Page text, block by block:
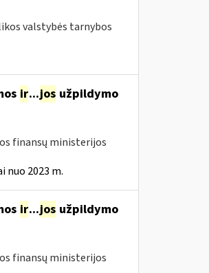
valstybės tarnybos
ir...jos užpildymo
finansų ministerijos
nuo 2023 m.
ir...jos užpildymo
finansų ministerijos